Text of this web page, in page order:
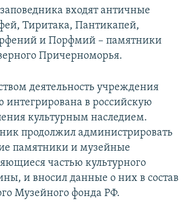
входят античные
Тиритака, Пантикапей,
и Порфмий – памятники
Причерноморья.
деятельность учреждения
интегрирована в российскую
культурным наследием.
продолжил администрировать
памятники и музейные
частью культурного
и вносил данные о них в состав
Музейного фонда РФ.